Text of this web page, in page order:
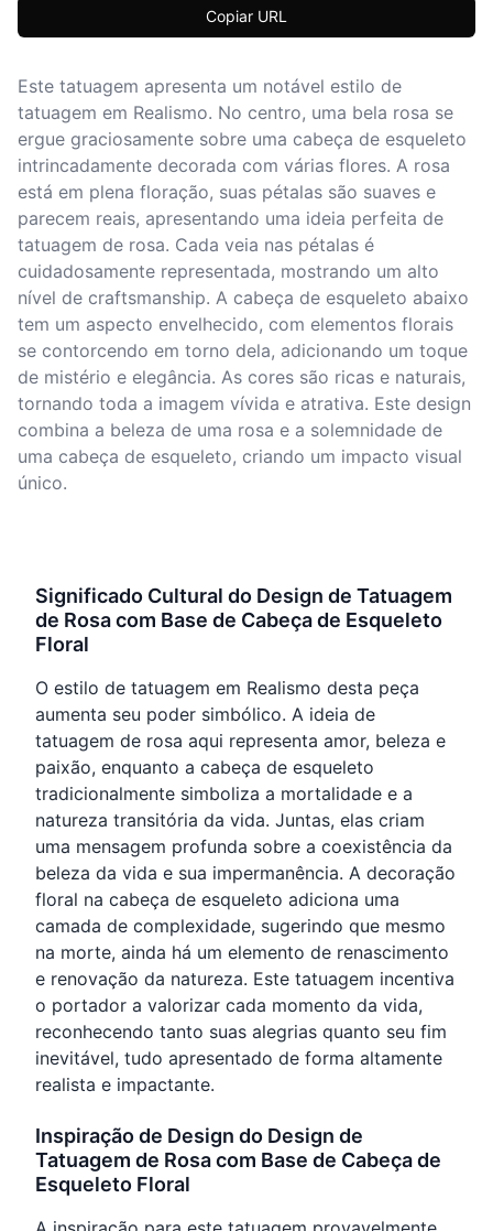
Copiar URL
Este tatuagem apresenta um notável estilo de
tatuagem em Realismo. No centro, uma bela rosa se
ergue graciosamente sobre uma cabeça de esqueleto
intrincadamente decorada com várias flores. A rosa
está em plena floração, suas pétalas são suaves e
parecem reais, apresentando uma ideia perfeita de
tatuagem de rosa. Cada veia nas pétalas é
cuidadosamente representada, mostrando um alto
nível de craftsmanship. A cabeça de esqueleto abaixo
tem um aspecto envelhecido, com elementos florais
se contorcendo em torno dela, adicionando um toque
de mistério e elegância. As cores são ricas e naturais,
tornando toda a imagem vívida e atrativa. Este design
combina a beleza de uma rosa e a solemnidade de
uma cabeça de esqueleto, criando um impacto visual
único.
Significado Cultural do Design de Tatuagem
de Rosa com Base de Cabeça de Esqueleto
Floral
O estilo de tatuagem em Realismo desta peça
aumenta seu poder simbólico. A ideia de
tatuagem de rosa aqui representa amor, beleza e
paixão, enquanto a cabeça de esqueleto
tradicionalmente simboliza a mortalidade e a
natureza transitória da vida. Juntas, elas criam
uma mensagem profunda sobre a coexistência da
beleza da vida e sua impermanência. A decoração
floral na cabeça de esqueleto adiciona uma
camada de complexidade, sugerindo que mesmo
na morte, ainda há um elemento de renascimento
e renovação da natureza. Este tatuagem incentiva
o portador a valorizar cada momento da vida,
reconhecendo tanto suas alegrias quanto seu fim
inevitável, tudo apresentado de forma altamente
realista e impactante.
Inspiração de Design do Design de
Tatuagem de Rosa com Base de Cabeça de
Esqueleto Floral